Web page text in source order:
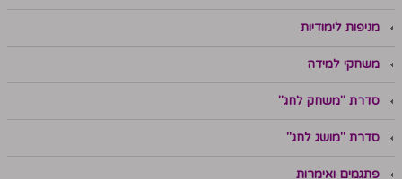
מניפות לימודיות
משחקי למידה
סדרת "משחק לחג"
סדרת "מושג לחג"
פתגמים ואימרות